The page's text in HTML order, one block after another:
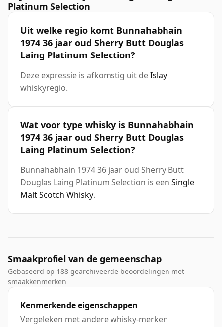
Platinum Selection
Uit welke regio komt Bunnahabhain
1974 36 jaar oud Sherry Butt Douglas
Laing Platinum Selection?
Deze expressie is afkomstig uit deIslay
whiskyregio.
Wat voor type whisky is Bunnahabhain
1974 36 jaar oud Sherry Butt Douglas
Laing Platinum Selection?
Bunnahabhain 1974 36 jaar oud Sherry Butt
Douglas Laing Platinum Selection is een Single
Malt Scotch Whisky.
Smaakprofiel van de gemeenschap
Gebaseerd op 188 gearchiveerde beoordelingen met
smaakkenmerken
Kenmerkende eigenschappen
Vergeleken met andere whisky-merken